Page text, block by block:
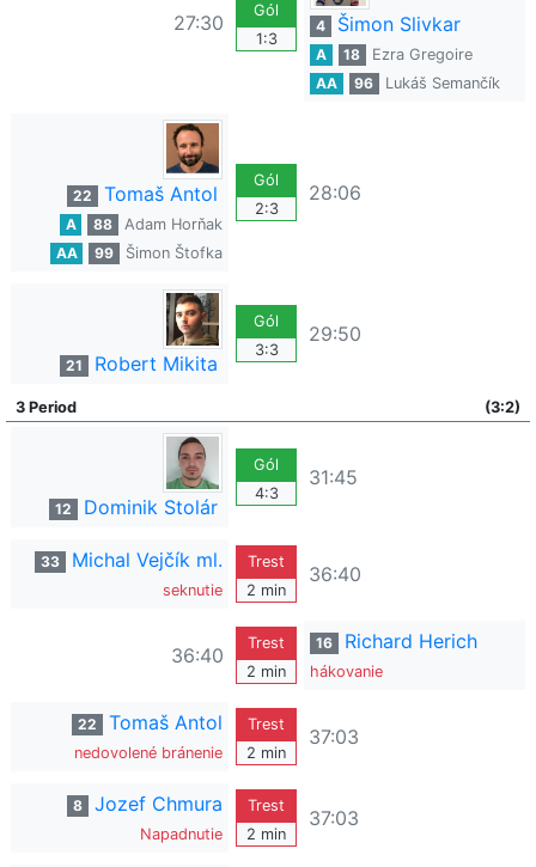
27:30
Gól
1:3
4 Šimon Slivkar
A 18
Ezra Gregoire
AA
96 Lukáš Semančík
22 Tomaš Antol
A 88
Adam Horňak
AA
99 Šimon Štofka
Gól
2:3
28:06
21 Robert Mikita
Gól
3:3
29:50
3 Period (3:2)
12 Dominik Stolár
Gól
4:3
31:45
33 Michal Vejčík ml.
seknutie
Trest
2 min
36:40
36:40
Trest
2 min
16 Richard Herich
hákovanie
22 Tomaš Antol
nedovolené bránenie
Trest
2 min
37:03
8 Jozef Chmura
Napadnutie
Trest
2 min
37:03